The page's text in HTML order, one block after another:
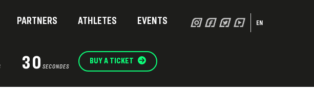
PARTNERS ATHLETES EVENTS EN
29 SECONDES
BUY A TICKET